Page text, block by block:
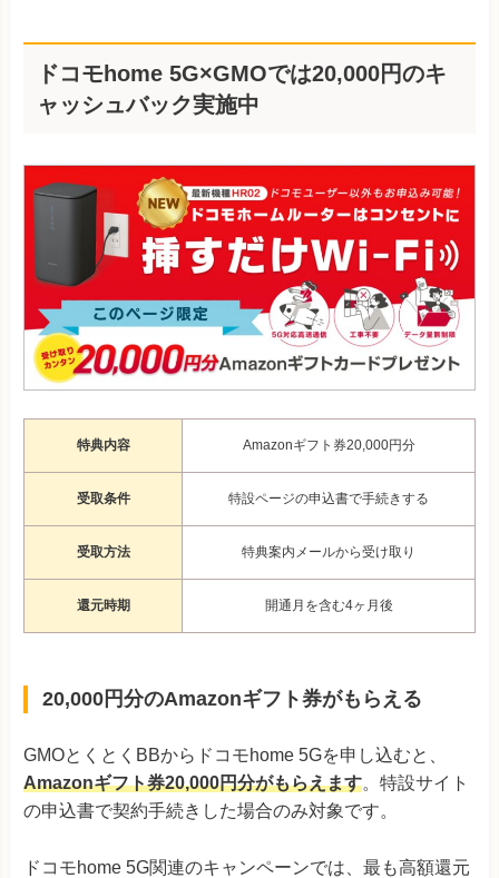
ドコモhome 5G×GMOでは20,000円のキ
ャッシュバック実施中
特典内容 Amazonギフト券20,000円分
受取条件 特設ページの申込書で手続きする
受取方法 特典案内メールから受け取り
還元時期 開通月を含む4ヶ月後
20,000円分のAmazonギフト券がもらえる
GMOとくとくBBからドコモhome 5Gを申し込むと、
Amazonギフト券20,000円分がもらえます。特設サイト
の申込書で契約手続きした場合のみ対象です。
ドコモhome 5G関連のキャンペーンでは、最も高額還元